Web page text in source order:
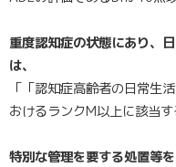
重度認知症の状態にあり、
は、
「「認知症高齢者の日常生
おけるランクM以上に該当
特別な管理を要する処置等